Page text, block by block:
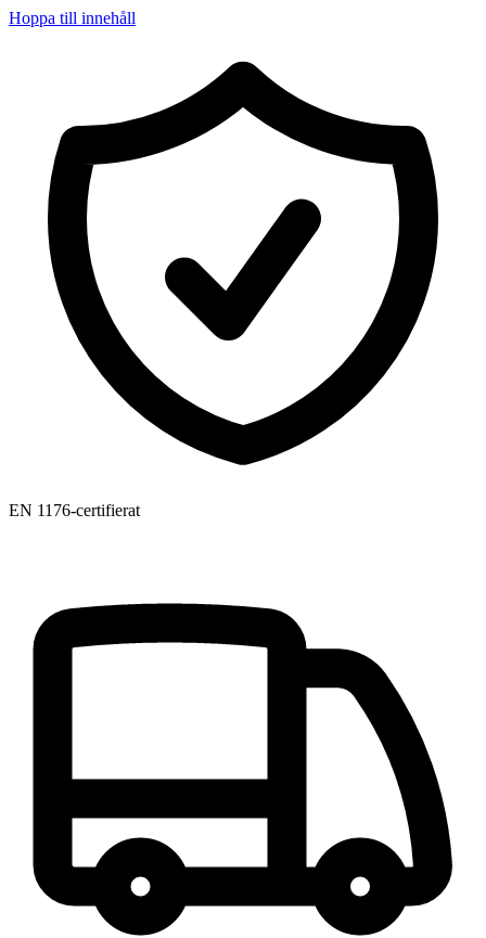
Hoppa till innehåll
EN 1176-certifierat